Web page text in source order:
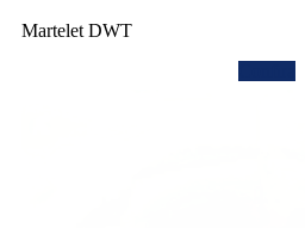
Martelet DWT